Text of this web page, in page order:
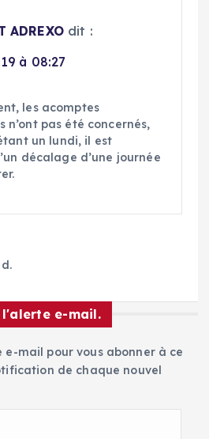
ADREXO dit :
à 08:27
les acomptes
n’ont pas été concernés,
un lundi, il est
décalage d’une journée
l'alerte e-mail.
e-mail pour vous abonner à ce
de chaque nouvel